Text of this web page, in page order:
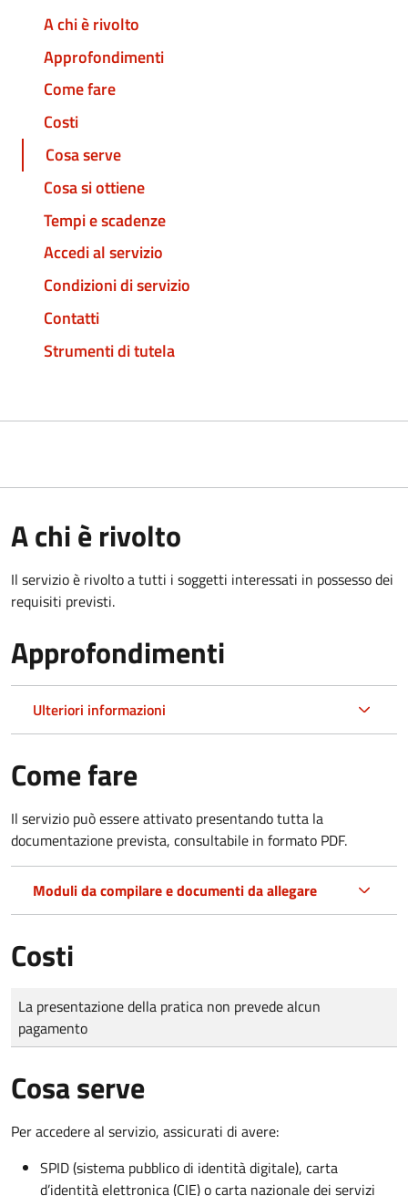
A chi è rivolto
Approfondimenti
Come fare
Costi
Cosa serve
Cosa si ottiene
Tempi e scadenze
Accedi al servizio
Condizioni di servizio
Contatti
Strumenti di tutela
A chi è rivolto
Il servizio è rivolto a tutti i soggetti interessati in possesso dei
requisiti previsti.
Approfondimenti
Ulteriori informazioni
Come fare
Il servizio può essere attivato presentando tutta la
documentazione prevista, consultabile in formato PDF.
Moduli da compilare e documenti da allegare
Costi
Tipo di pagamento
Importo
La presentazione della pratica non prevede alcun
pagamento
Cosa serve
Per accedere al servizio, assicurati di avere:
SPID (sistema pubblico di identità digitale), carta
d’identità elettronica (CIE) o carta nazionale dei servizi